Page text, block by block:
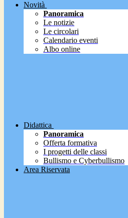
Novità
Panoramica
Le notizie
Le circolari
Calendario eventi
Albo online
Didattica
Panoramica
Offerta formativa
I progetti delle classi
Bullismo e Cyberbullismo
Area Riservata